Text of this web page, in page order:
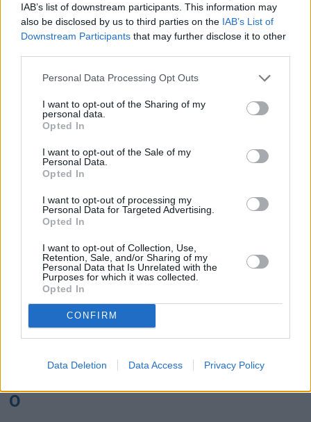
IAB’s list of downstream participants. This information may
also be disclosed by us to third parties on the IAB’s List of
Downstream Participants that may further disclose it to other
Personal Data Processing Opt Outs
I want to opt-out of the Sharing of my
personal data.
Opted In
I want to opt-out of the Sale of my
Personal Data.
Opted In
I want to opt-out of processing my
Personal Data for Targeted Advertising.
Opted In
I want to opt-out of Collection, Use,
Retention, Sale, and/or Sharing of my
Personal Data that Is Unrelated with the
Purposes for which it was collected.
Opted In
CONFIRM
Data Deletion Data Access Privacy Policy
Innsbruck Izmir
Jönköping
Lanzarote Larnaka Lefkas
Linköping
Los Angeles
Lund
Mangalia Marseille
Mexico City
Miami
N
New York Norrköping
O